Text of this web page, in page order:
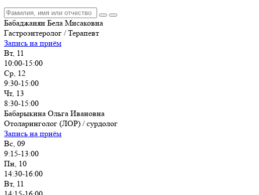
Бабаджанян Бела Мисаковна
Гастроэнтеролог / Терапевт
Запись на приём
Вт, 11
10:00-15:00
Ср, 12
9:30-15:00
Чт, 13
8:30-15:00
Бабарыкина Ольга Ивановна
Отоларинголог (ЛОР) / сурдолог
Запись на приём
Вс, 09
9:15-13:00
Пн, 10
14:30-16:00
Вт, 11